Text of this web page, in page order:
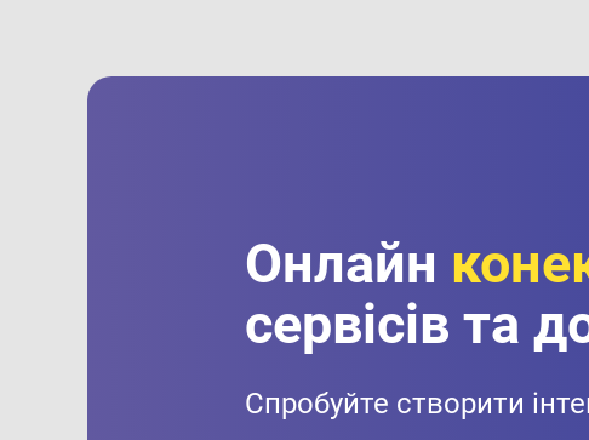
Онлайн
сервісів та
Спробуйте створити